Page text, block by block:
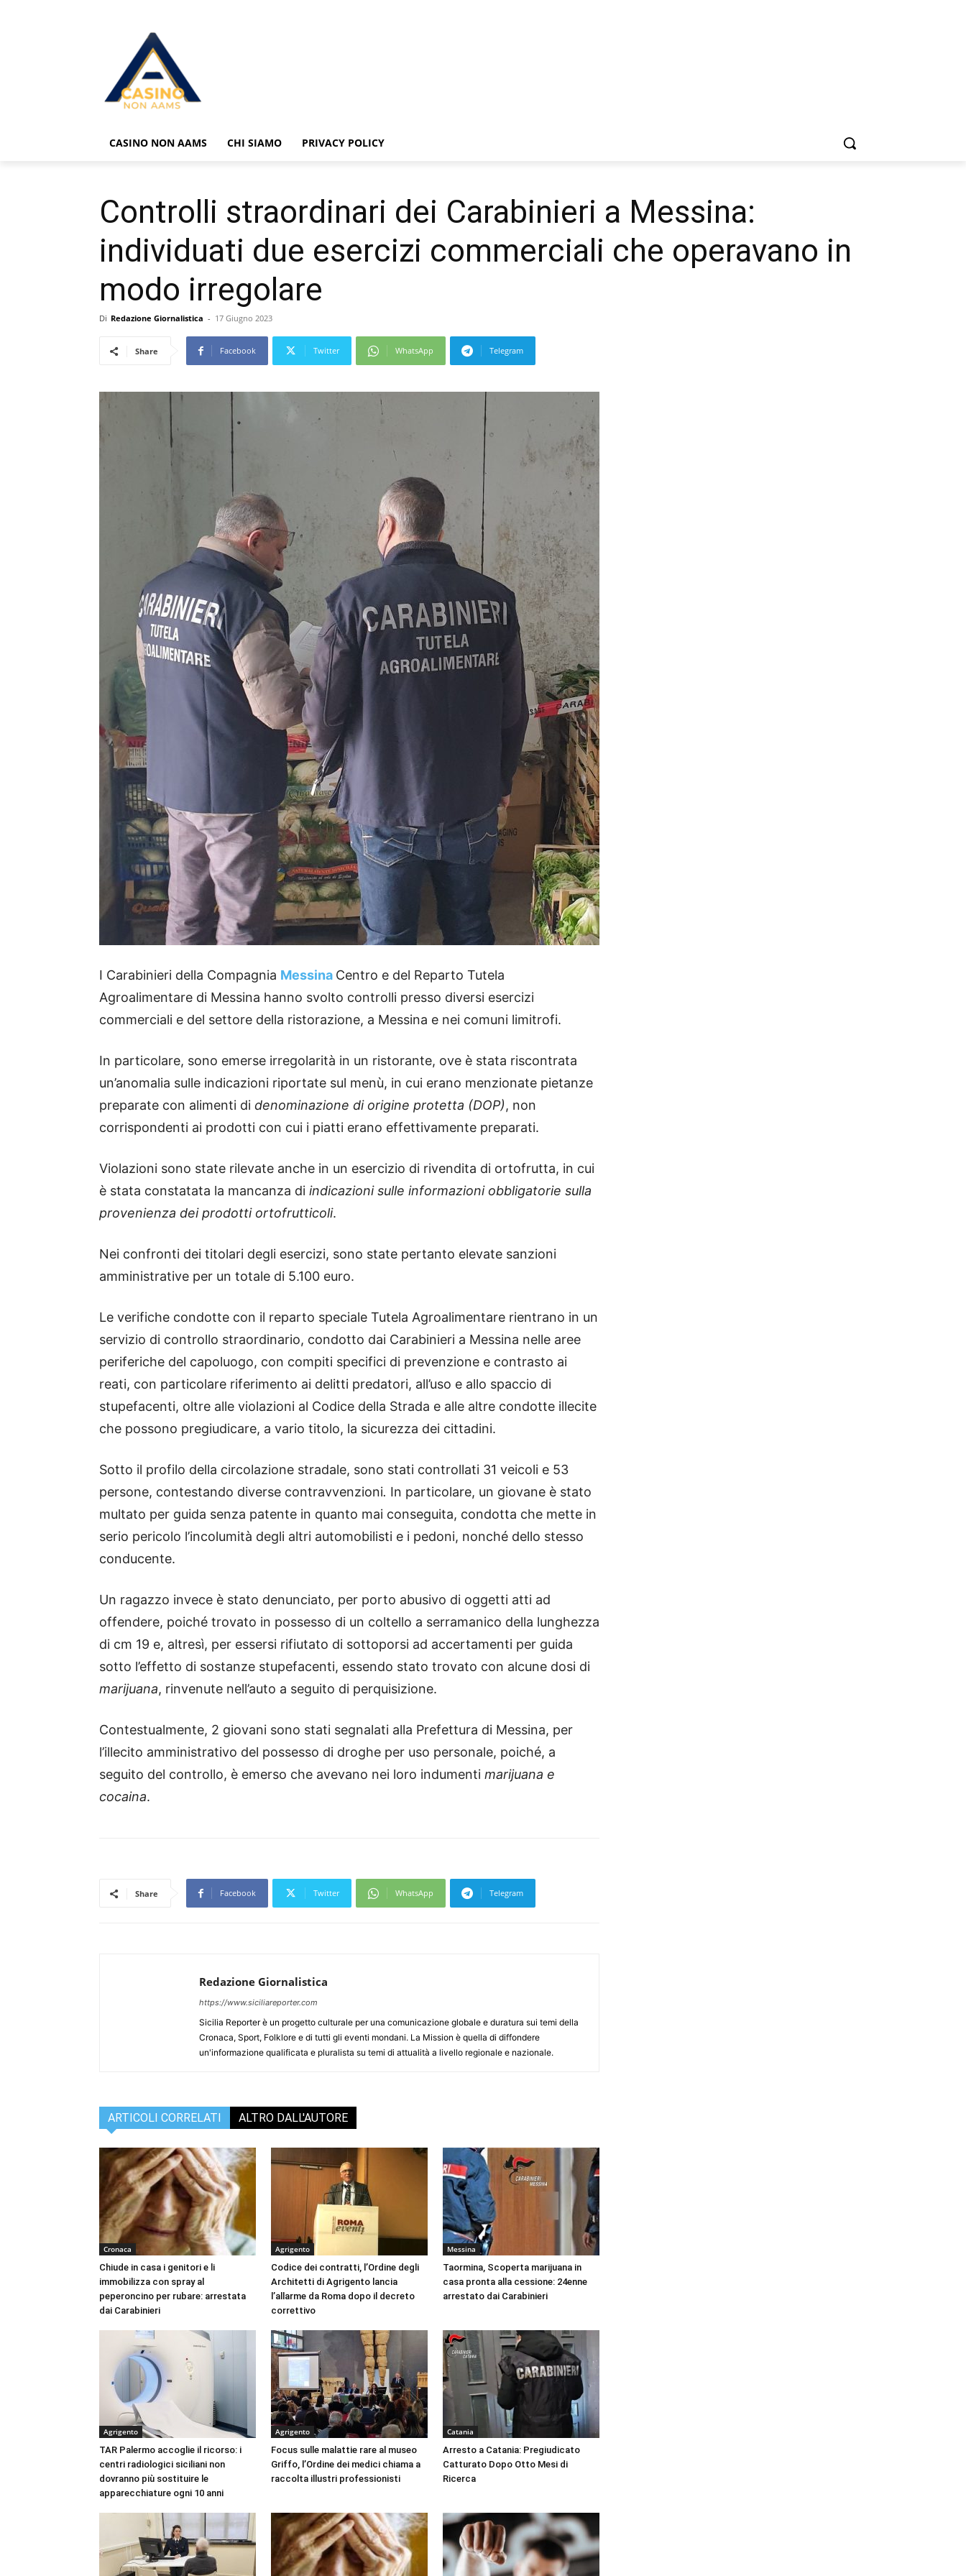
CASINO NON AAMS CHI SIAMO PRIVACY POLICY
Controlli straordinari dei Carabinieri a Messina:
individuati due esercizi commerciali che operavano in
modo irregolare
Di Redazione Giornalistica - 17 Giugno 2023
Share Facebook Twitter WhatsApp Telegram
I Carabinieri della Compagnia Messina Centro e del Reparto Tutela
Agroalimentare di Messina hanno svolto controlli presso diversi esercizi
commerciali e del settore della ristorazione, a Messina e nei comuni limitrofi.
In particolare, sono emerse irregolarità in un ristorante, ove è stata riscontrata
un’anomalia sulle indicazioni riportate sul menù, in cui erano menzionate pietanze
preparate con alimenti di denominazione di origine protetta (DOP), non
corrispondenti ai prodotti con cui i piatti erano effettivamente preparati.
Violazioni sono state rilevate anche in un esercizio di rivendita di ortofrutta, in cui
è stata constatata la mancanza di indicazioni sulle informazioni obbligatorie sulla
provenienza dei prodotti ortofrutticoli.
Nei confronti dei titolari degli esercizi, sono state pertanto elevate sanzioni
amministrative per un totale di 5.100 euro.
Le verifiche condotte con il reparto speciale Tutela Agroalimentare rientrano in un
servizio di controllo straordinario, condotto dai Carabinieri a Messina nelle aree
periferiche del capoluogo, con compiti specifici di prevenzione e contrasto ai
reati, con particolare riferimento ai delitti predatori, all’uso e allo spaccio di
stupefacenti, oltre alle violazioni al Codice della Strada e alle altre condotte illecite
che possono pregiudicare, a vario titolo, la sicurezza dei cittadini.
Sotto il profilo della circolazione stradale, sono stati controllati 31 veicoli e 53
persone, contestando diverse contravvenzioni. In particolare, un giovane è stato
multato per guida senza patente in quanto mai conseguita, condotta che mette in
serio pericolo l’incolumità degli altri automobilisti e i pedoni, nonché dello stesso
conducente.
Un ragazzo invece è stato denunciato, per porto abusivo di oggetti atti ad
offendere, poiché trovato in possesso di un coltello a serramanico della lunghezza
di cm 19 e, altresì, per essersi rifiutato di sottoporsi ad accertamenti per guida
sotto l’effetto di sostanze stupefacenti, essendo stato trovato con alcune dosi di
marijuana, rinvenute nell’auto a seguito di perquisizione.
Contestualmente, 2 giovani sono stati segnalati alla Prefettura di Messina, per
l’illecito amministrativo del possesso di droghe per uso personale, poiché, a
seguito del controllo, è emerso che avevano nei loro indumenti marijuana e
cocaina.
Share Facebook Twitter WhatsApp Telegram
Redazione Giornalistica
https://www.siciliareporter.com
Sicilia Reporter è un progetto culturale per una comunicazione globale e duratura sui temi della
Cronaca, Sport, Folklore e di tutti gli eventi mondani. La Mission è quella di diffondere
un'informazione qualificata e pluralista su temi di attualità a livello regionale e nazionale.
ARTICOLI CORRELATI ALTRO DALL'AUTORE
Cronaca
Chiude in casa i genitori e li
immobilizza con spray al
peperoncino per rubare: arrestata
dai Carabinieri
Agrigento
Codice dei contratti, l’Ordine degli
Architetti di Agrigento lancia
l’allarme da Roma dopo il decreto
correttivo
Messina
Taormina, Scoperta marijuana in
casa pronta alla cessione: 24enne
arrestato dai Carabinieri
Agrigento
TAR Palermo accoglie il ricorso: i
centri radiologici siciliani non
dovranno più sostituire le
apparecchiature ogni 10 anni
Agrigento
Focus sulle malattie rare al museo
Griffo, l’Ordine dei medici chiama a
raccolta illustri professionisti
Catania
Arresto a Catania: Pregiudicato
Catturato Dopo Otto Mesi di
Ricerca